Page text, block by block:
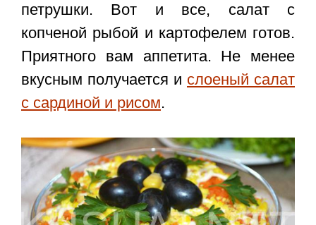
петрушки. Вот и все, салат с
копченой рыбой и картофелем готов.
Приятного вам аппетита. Не менее
вкусным получается и слоеный салат
с сардиной и рисом.